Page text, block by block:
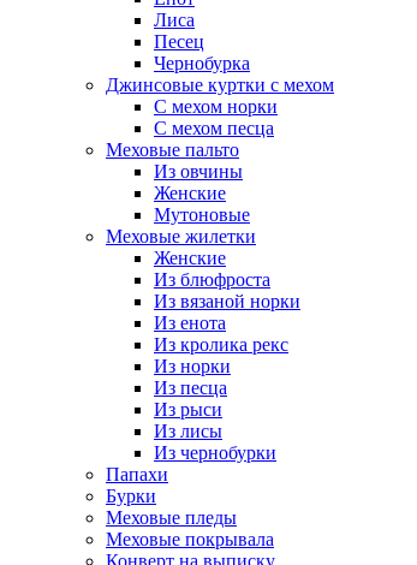
Лиса
Песец
Чернобурка
Джинсовые куртки с мехом
С мехом норки
С мехом песца
Меховые пальто
Из овчины
Женские
Мутоновые
Меховые жилетки
Женские
Из блюфроста
Из вязаной норки
Из енота
Из кролика рекс
Из норки
Из песца
Из рыси
Из лисы
Из чернобурки
Папахи
Бурки
Меховые пледы
Меховые покрывала
Конверт на выписку